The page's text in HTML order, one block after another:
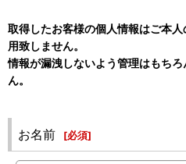
取得したお客様の個人情報はご本
用致しません。
情報が漏洩しないよう管理はもち
ん。
お名前 [必須]